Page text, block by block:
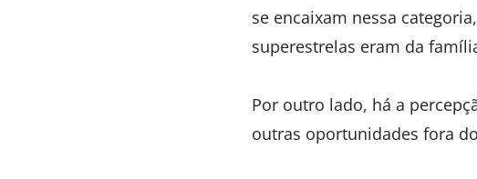
se encaixam nessa
superestrelas eram da
Por outro lado, há a
outras oportunidades fora